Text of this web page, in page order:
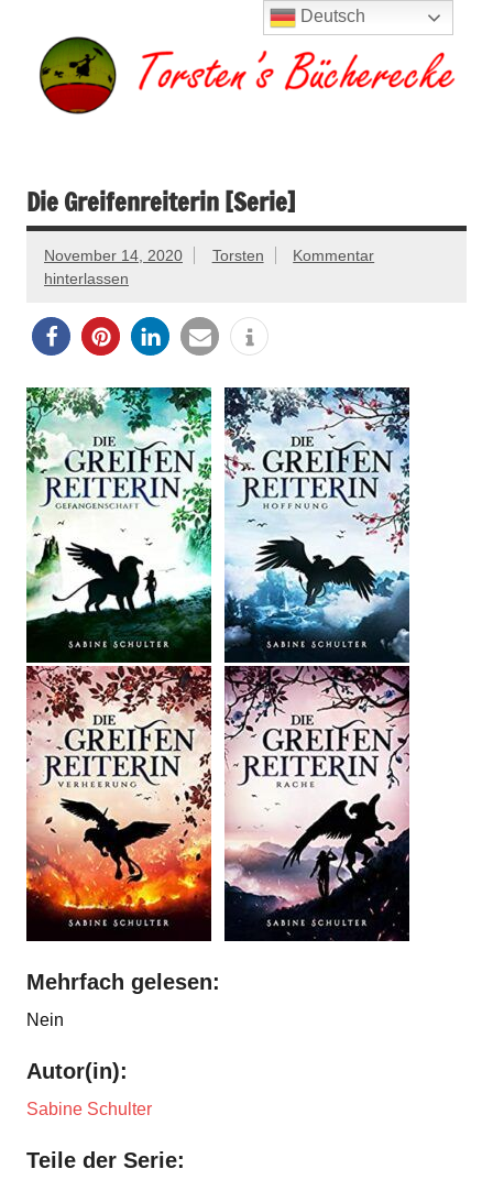
springen
Die Greifenreiterin [Serie]
November 14, 2020 Torsten
Kommentar
hinterlassen
Mehrfach gelesen:
Nein
Autor(in):
Sabine Schulter
Teile der Serie:
Deutsch